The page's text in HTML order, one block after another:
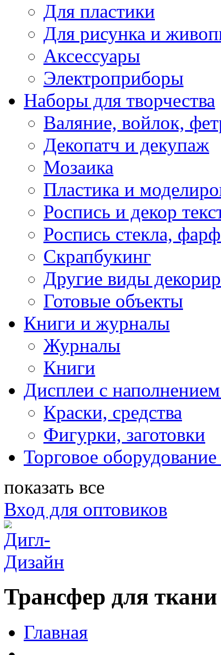
Для пластики
Для рисунка и
Аксессуары
Электроприборы
Наборы для творчества
Валяние, войлок,
Декопатч и декупаж
Мозаика
Пластика и
Роспись и декор
Роспись стекла,
Скрапбукинг
Другие виды
Готовые объекты
Книги и журналы
Журналы
Книги
Дисплеи с
Краски, средства
Фигурки, заготовки
Торговое
показать все
Вход для оптовиков
Трансфер для ткани
Главная